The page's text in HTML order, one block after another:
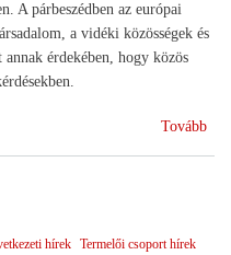
A párbeszédben az európai
a vidéki közösségek és
érdekében, hogy közös
Tovább
hírek Termelői csoport hírek